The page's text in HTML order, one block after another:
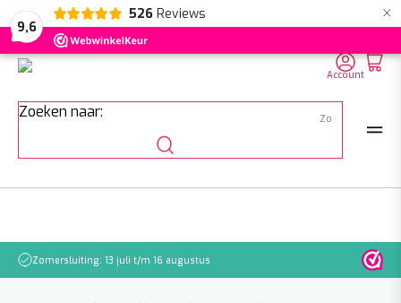
9,6
526 Reviews ×
NL EN DE
Zoeken naar:
Account
Zomersluiting: 13 juli t/m 16 augustus Let